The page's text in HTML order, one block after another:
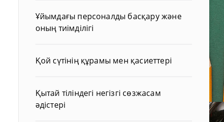
Ұйымдағы персоналды басқару және
оның тиімділігі
Қой сүтінің құрамы мен қасиеттері
Қытай тіліндегі негізгі сөзжасам
әдістері